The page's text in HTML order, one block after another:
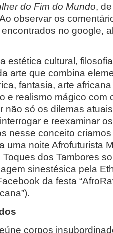
do Fim do Mundo,
observar os
no google,
estética cultural,
arte que combina
fantasia, arte
e realismo mágico com
não só os dilemas
e reexaminar
nesse conceito criamos
uma noite Afrofuturista
dos Tambores
sinestésica pela
da festa
corpos